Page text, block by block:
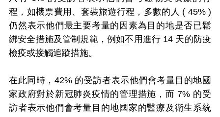
程，如機票費用、套裝旅遊行程，多數的人 ( 45% )
仍然表示他們最主要考量的因素為目的地是否已鬆
綁安全措施及管制規範，例如不用進行 14 天的防疫
檢疫或接觸追蹤措施。
在此同時，42% 的受訪者表示他們會考量目的地國
家政府對於新冠肺炎疫情的管理措施，而 7% 的受
訪者表示他們會考量目的地國家的醫療及衛生系統